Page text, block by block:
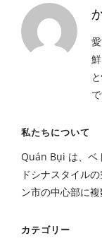
で
私たちについて
Quán Bụi は、ベ
ドシナスタイル
ン市の中心部に
カテゴリー